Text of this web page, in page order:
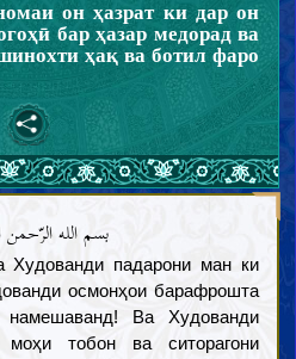
он ҳазрат ки дар он
бар ҳазар медорад ва
ҳақ ва ботил фаро
بسم الله الرّحمن
падарони ман ки
осмонҳои барафрошта
Ва Худованди
тобон ва ситорагони